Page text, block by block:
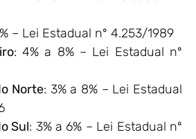
– Lei Estadual nº 4.253/1989
: 4% a 8% – Lei Estadual nº
Norte: 3% a 8% – Lei Estadual
Sul: 3% a 6% – Lei Estadual nº